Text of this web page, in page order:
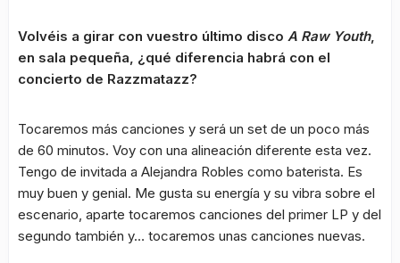
Volvéis a girar con vuestro último disco A Raw Youth,
en sala pequeña, ¿qué diferencia habrá con el
concierto de Razzmatazz?
Tocaremos más canciones y será un set de un poco más
de 60 minutos. Voy con una alineación diferente esta vez.
Tengo de invitada a Alejandra Robles como baterista. Es
muy buen y genial. Me gusta su energía y su vibra sobre el
escenario, aparte tocaremos canciones del primer LP y del
segundo también y… tocaremos unas canciones nuevas.